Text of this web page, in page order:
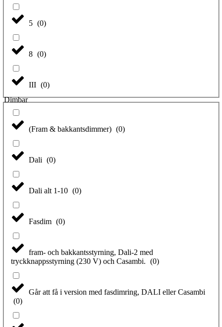
5 (0)
8 (0)
III (0)
Dimbar
(Fram & bakkantsdimmer) (0)
Dali (0)
Dali alt 1-10 (0)
Fasdim (0)
fram- och bakkantsstyrning, Dali-2 med
tryckknappsstyrning (230 V) och Casambi. (0)
Går att få i version med fasdimring, DALI eller Casambi
(0)